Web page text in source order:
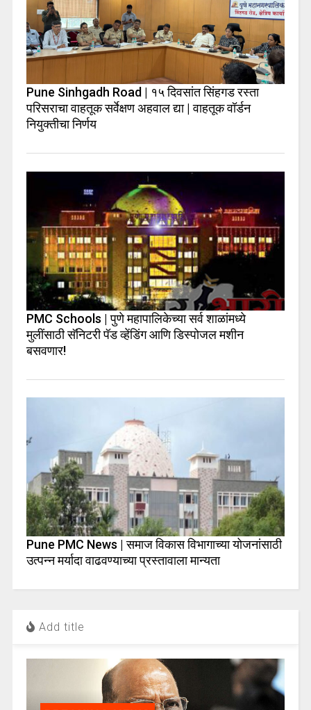
Pune Sinhgadh Road | १५ दिवसांत सिंहगड रस्ता
परिसराचा वाहतूक सर्वेक्षण अहवाल द्या | वाहतूक वॉर्डन
नियुक्तीचा निर्णय
PMC Schools | पुणे महापालिकेच्या सर्व शाळांमध्ये
मुलींसाठी सॅनिटरी पॅड व्हेंडिंग आणि डिस्पोजल मशीन
बसवणार!
Pune PMC News | समाज विकास विभागाच्या योजनांसाठी
उत्पन्न मर्यादा वाढवण्याच्या प्रस्तावाला मान्यता
Add title